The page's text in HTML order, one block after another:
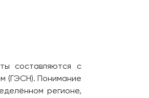
составляются с
(ГЭСН). Понимание
регионе,